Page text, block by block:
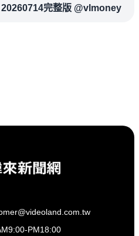
完整版 @vlmoney
PM18:00